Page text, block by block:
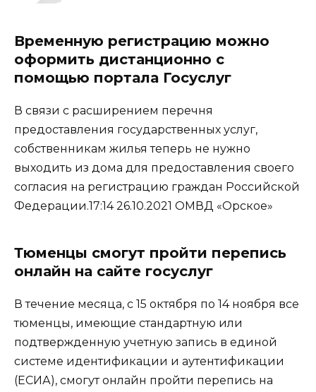
Временную регистрацию можно
оформить дистанционно с
помощью портала Госуслуг
В связи с расширением перечня
предоставления государственных услуг,
собственникам жилья теперь не нужно
выходить из дома для предоставления своего
согласия на регистрацию граждан Российской
Федерации.17:14 26.10.2021 ОМВД «Орское»
Тюменцы смогут пройти перепись
онлайн на сайте госуслуг
В течение месяца, с 15 октября по 14 ноября все
тюменцы, имеющие стандартную или
подтвержденную учетную запись в единой
системе идентификации и аутентификации
(ЕСИА), смогут онлайн пройти перепись на